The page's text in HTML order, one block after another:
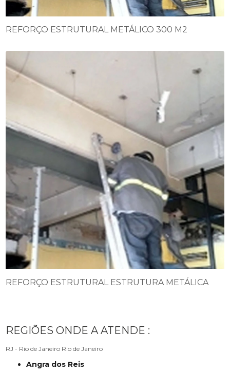
REFORÇO ESTRUTURAL METÁLICO 300 M2
REFORÇO ESTRUTURAL ESTRUTURA METÁLICA
REGIÕES ONDE A ATENDE :
RJ - Rio de Janeiro Rio de Janeiro
Angra dos Reis